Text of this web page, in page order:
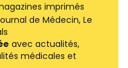
imprimés
de Médecin, Le
avec actualités,
médicales et